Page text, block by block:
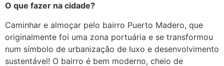
O que fazer na cidade?
Caminhar e almoçar pelo bairro Puerto Madero, que
originalmente foi uma zona portuária e se transformou
num símbolo de urbanização de luxo e desenvolvimento
sustentável! O bairro é bem moderno, cheio de